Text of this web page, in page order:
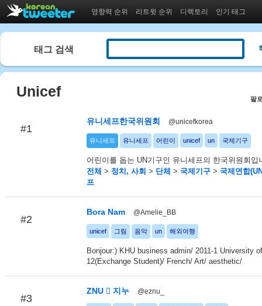
영향력 순위 리트윗 순위 디렉토리 인기 태그
태그 검색
Unicef 팔
#1
유니세프한국위원회 @unicefkorea
유니세프 유니세프 어린이 unicef un 국제기구
어린이를 돕는 UN기구인 유니세프의 한국위원회입
전체 > 정치, 사회 > 단체 > 국제기구 > 국제연합
프
#2
Bora Nam @Amelie_BB
unicef 그림 음악 un 해외여행
Bonjour:) KHU business admin/ 2011-1 University
12(Exchange Student)/ French/ Art/ aesthetic/
#3
ZNU  지누 @eznu_